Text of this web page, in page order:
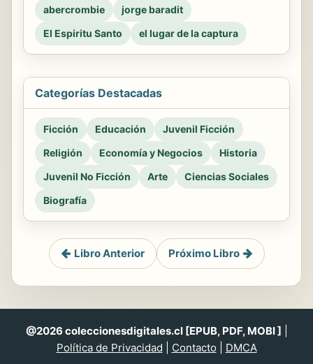
abercrombie
jorge baradit
El Espiritu Santo
el lugar de la captura
Categorías Destacadas
Ficción Educación
Juvenil Ficción
Religión
Economía y Negocios
Historia
Juvenil No Ficción
Arte
Ciencias Sociales
Biografía
Libro Anterior Próximo Libro
@2026 coleccionesdigitales.cl [EPUB, PDF, MOBI ]
Política de Privacidad
Contacto DMCA